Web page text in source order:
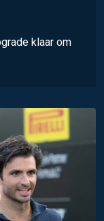
klaar om